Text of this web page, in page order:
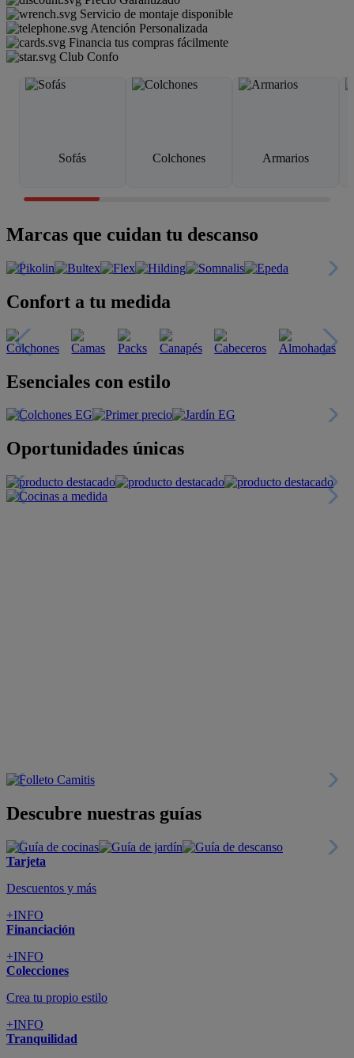
Servicio de montaje disponible
Atención Personalizada
Financia tus compras fácilmente
Club Confo
Sofás Colchones Armarios
Marcas que cuidan tu descanso
Confort a tu medida
Esenciales con estilo
Oportunidades únicas
Descubre nuestras guías
Tarjeta
Descuentos y más
+INFO
Financiación
+INFO
Colecciones
Crea tu propio estilo
+INFO
Tranquilidad